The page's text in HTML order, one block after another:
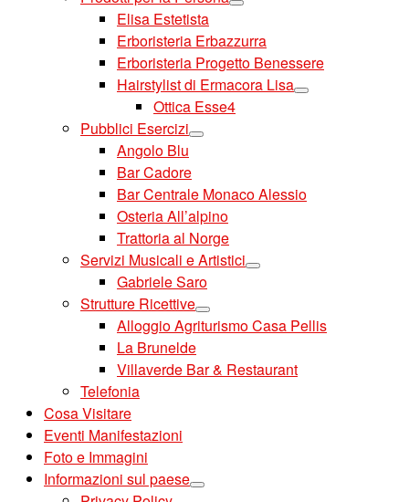
Elisa Estetista
Erboristeria Erbazzurra
Erboristeria Progetto Benessere
Hairstylist di Ermacora Lisa
Ottica Esse4
Pubblici Esercizi
Angolo Blu
Bar Cadore
Bar Centrale Monaco Alessio
Osteria All’alpino
Trattoria al Norge
Servizi Musicali e Artistici
Gabriele Saro
Strutture Ricettive
Alloggio Agriturismo Casa Pellis
La Brunelde
Villaverde Bar & Restaurant
Telefonia
Cosa Visitare
Eventi Manifestazioni
Foto e Immagini
Informazioni sul paese